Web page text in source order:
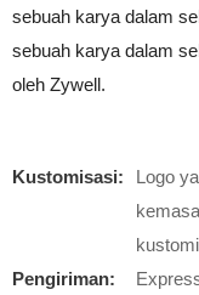
sebuah karya dalam
sebuah karya dalam
oleh Zywell.
Kustomisasi:
Logo
Pengiriman: